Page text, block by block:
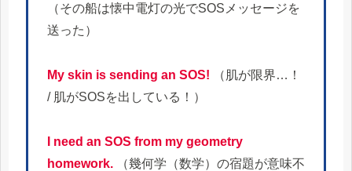
（その船は懐中電灯の光でSOSメッセージを
送った）
My skin is sending an SOS!
（肌が限界…！
/ 肌がSOSを出している！）
I need an SOS from my geometry
homework. （幾何学（数学）の宿題が意味不